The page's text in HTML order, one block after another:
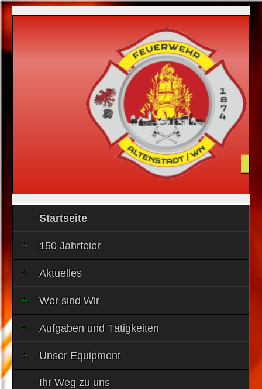
Startseite
150 Jahrfeier
Aktuelles
Wer sind Wir
Aufgaben und Tätigkeiten
Unser Equipment
Ihr Weg zu uns